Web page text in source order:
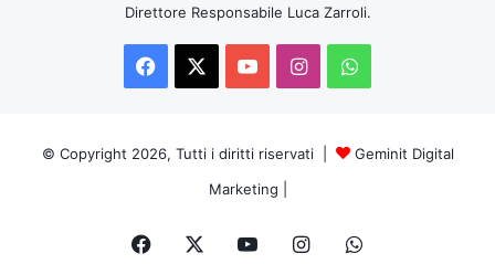
Direttore Responsabile Luca Zarroli.
Facebook
You InstagramWhatsApp
© Copyright 2026, Tutti i diritti riservati |
Geminit Digital
Marketing
Facebook InstagramWhatsApp